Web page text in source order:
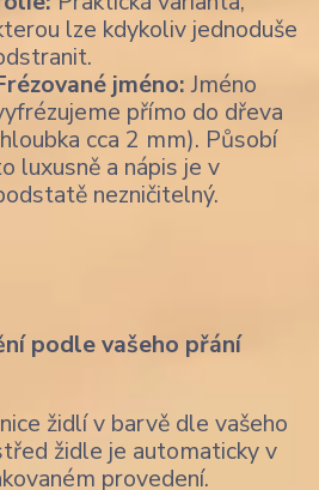
lze kdykoliv jednoduše
jméno:Jméno
přímo do dřeva
cca 2 mm). Působí
luxusně a nápis je v
nezničitelný.
podle vašeho přání
židlí v barvě dle vašeho
židle je automaticky v
provedení.